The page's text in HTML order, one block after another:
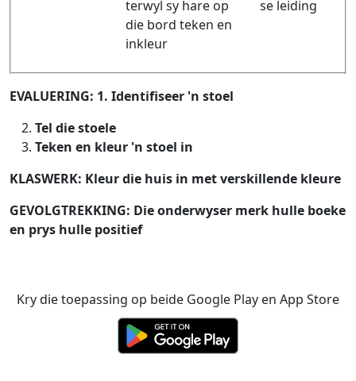
terwyl sy hare op
die bord teken en
inkleur
se leiding
EVALUERING: 1. Identifiseer 'n stoel
Tel die stoele
Teken en kleur 'n stoel in
KLASWERK: Kleur die huis in met verskillende kleure
GEVOLGTREKKING: Die onderwyser merk hulle boeke
en prys hulle positief
Kry die toepassing op beide Google Play en App Store